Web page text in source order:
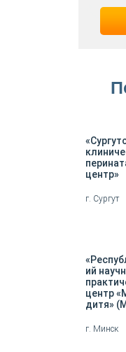
центр»
г. Сургут
ий
центр
дитя»
г. Минск